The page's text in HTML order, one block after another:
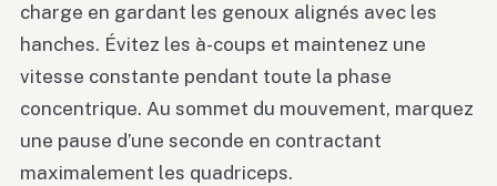
charge en gardant les genoux alignés avec les
hanches. Évitez les à-coups et maintenez une
vitesse constante pendant toute la phase
concentrique. Au sommet du mouvement, marquez
une pause d’une seconde en contractant
maximalement les quadriceps.